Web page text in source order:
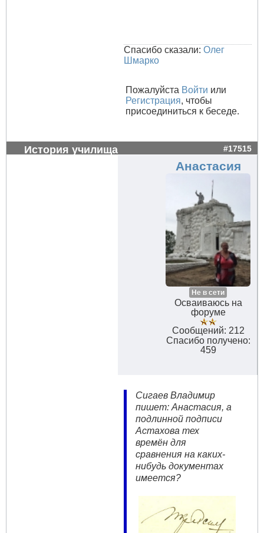
Спасибо сказали: Олег
Шмарко
Пожалуйста Войти или
Регистрация, чтобы
присоединиться к беседе.
История училища #17515
Анастасия
Не в сети
Осваиваюсь на
форуме
Сообщений: 212
Спасибо получено:
459
Сигаев Владимир
пишет: Анастасия, а
подлинной подписи
Астахова тех
времён для
сравнения на каких-
нибудь документах
имеется?